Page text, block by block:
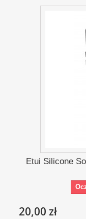
Etui Silicone
20,00 zł